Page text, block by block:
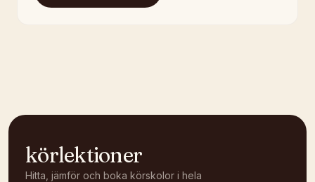
körlektioner
Hitta, jämför och boka körskolor i hela